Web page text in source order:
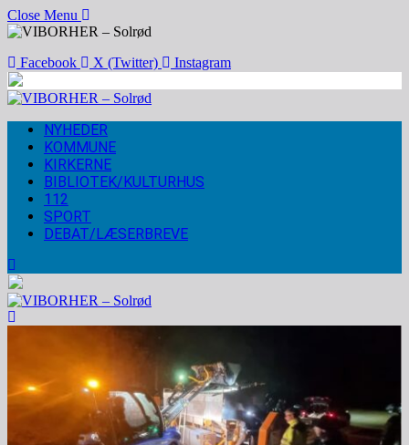
Close Menu
Facebook X (Twitter) Instagram
NYHEDER
KOMMUNE
KIRKERNE
BIBLIOTEK/KULTURHUS
112
SPORT
DEBAT/LÆSERBREVE